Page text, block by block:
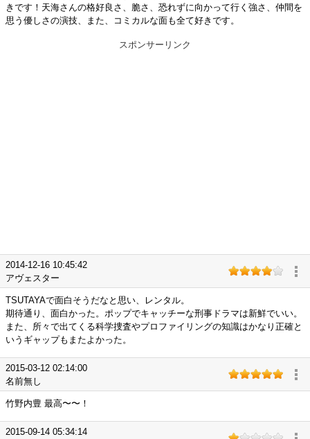
きです！天海さんの格好良さ、脆さ、恐れずに向かって行く強さ、仲間を
思う優しさの演技、また、コミカルな面も全て好きです。
スポンサーリンク
2014-12-16 10:45:42
アヴェスター
TSUTAYAで面白そうだなと思い、レンタル。
期待通り、面白かった。ポップでキャッチーな刑事ドラマは新鮮でいい。
また、所々で出てくる科学捜査やプロファイリングの知識はかなり正確と
いうギャップもまたよかった。
2015-03-12 02:14:00
名前無し
竹野内豊 最高〜〜！
2015-09-14 05:34:14